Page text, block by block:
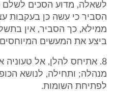
לשאלה, מדוע הסכים לשלם
הסביר כי עשה כן בעקבות
ממילא, כך הסביר, אין
ביצע את המעשים המיוחסים
8. אתיחס להלן, אל
מנהלה; ותחילה, לנושא
לפתיחת השומות.